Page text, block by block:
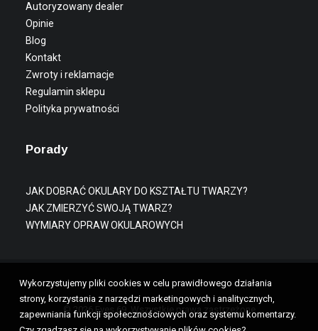
Autoryzowany dealer
Opinie
Blog
Kontakt
Zwroty i reklamacje
Regulamin sklepu
Polityka prywatności
Porady
JAK DOBRAĆ OKULARY DO KSZTAŁTU TWARZY?
JAK ZMIERZYĆ SWOJĄ TWARZ?
WYMIARY OPRAW OKULAROWYCH
© 2026 Eyes 69. Wszystkie prawa zastrzeżone
Wykorzystujemy pliki cookies w celu prawidłowego działania
strony, korzystania z narzędzi marketingowych i analitycznych,
zapewniania funkcji społecznościowych oraz systemu komentarzy.